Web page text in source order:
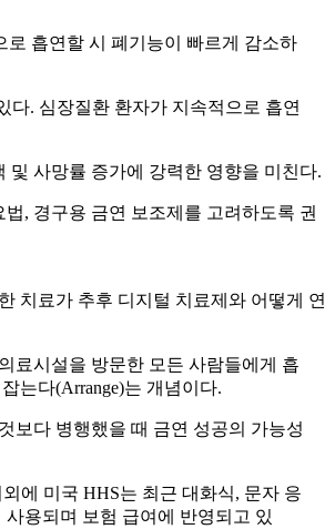
흡연할 시 폐기능이 빠르게 감소하
다. 심장질환 환자가 지속적으로 흡연
및 사망률 증가에 강력한 영향을 미친다.
, 경구용 금연 보조제를 고려하도록 권
치료가 추후 디지털 치료제와 어떻게 연
료시설을 방문한 모든 사람들에게 흡
는다(Arrange)는 개념이다.
보다 병행했을 때 금연 성공의 가능성
에 미국 HHS는 최근 대화식, 문자 응
용되며 보험 급여에 반영되고 있